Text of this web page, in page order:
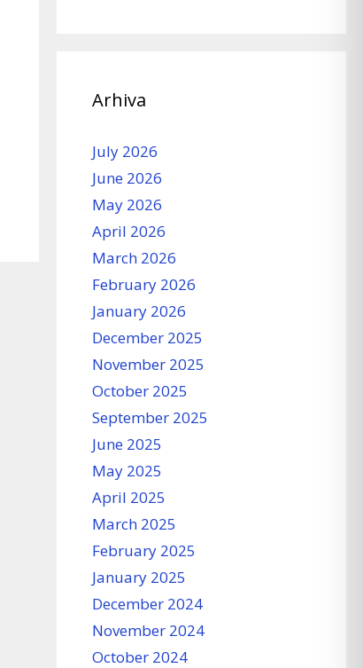
Arhiva
July 2026
June 2026
May 2026
April 2026
March 2026
February 2026
January 2026
December 2025
November 2025
October 2025
September 2025
June 2025
May 2025
April 2025
March 2025
February 2025
January 2025
December 2024
November 2024
October 2024